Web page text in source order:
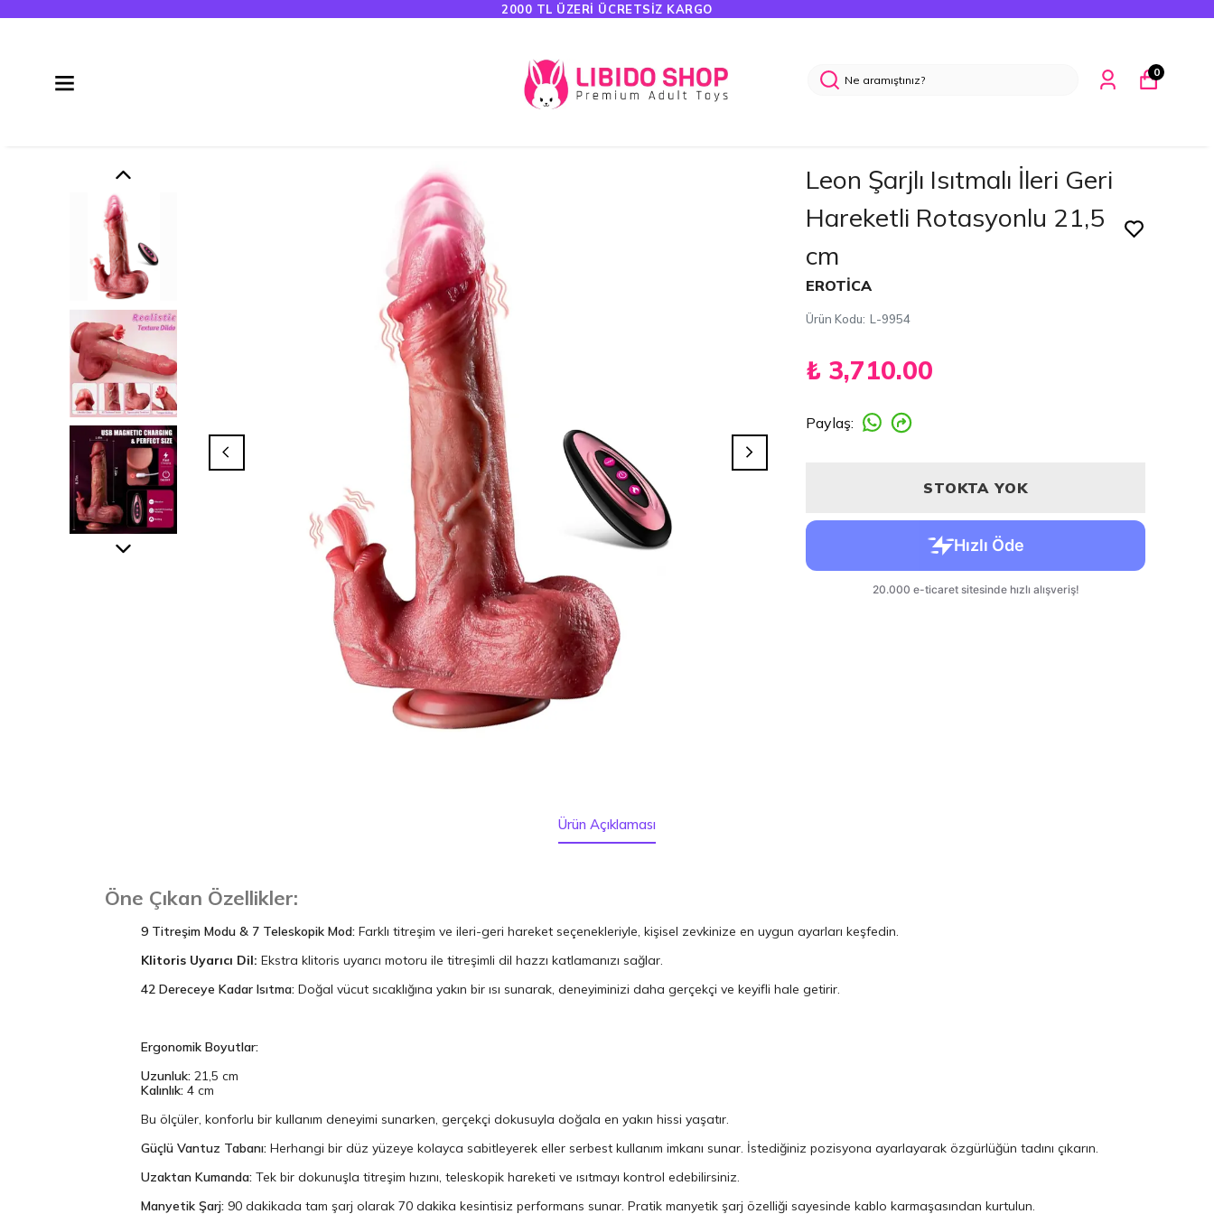
HAVALE ÖDEMELERINDE %5 İNDIRIM
0
Leon Şarjlı Isıtmalı İleri Geri
Hareketli Rotasyonlu 21,5
cm
EROTİCA
Ürün Kodu: L-9954
₺ 3,710.00
Paylaş:
STOKTA YOK
Ürün Açıklaması
Öne Çıkan Özellikler:
9 Titreşim Modu & 7 Teleskopik Mod: Farklı titreşim ve ileri-geri hareket seçenekleriyle, kişisel zevkinize en uygun ayarları keşfedin.
Klitoris Uyarıcı Dil: Ekstra klitoris uyarıcı motoru ile titreşimli dil hazzı katlamanızı sağlar.
42 Dereceye Kadar Isıtma: Doğal vücut sıcaklığına yakın bir ısı sunarak, deneyiminizi daha gerçekçi ve keyifli hale getirir.
Ergonomik Boyutlar:
Uzunluk: 21,5 cm
Kalınlık: 4 cm
Bu ölçüler, konforlu bir kullanım deneyimi sunarken, gerçekçi dokusuyla doğala en yakın hissi yaşatır.
Güçlü Vantuz Tabanı: Herhangi bir düz yüzeye kolayca sabitleyerek eller serbest kullanım imkanı sunar. İstediğiniz pozisyona ayarlayarak özgürlüğün tadını çıkarın.
Uzaktan Kumanda: Tek bir dokunuşla titreşim hızını, teleskopik hareketi ve ısıtmayı kontrol edebilirsiniz.
Manyetik Şarj: 90 dakikada tam şarj olarak 70 dakika kesintisiz performans sunar. Pratik manyetik şarj özelliği sayesinde kablo karmaşasından kurtulun.